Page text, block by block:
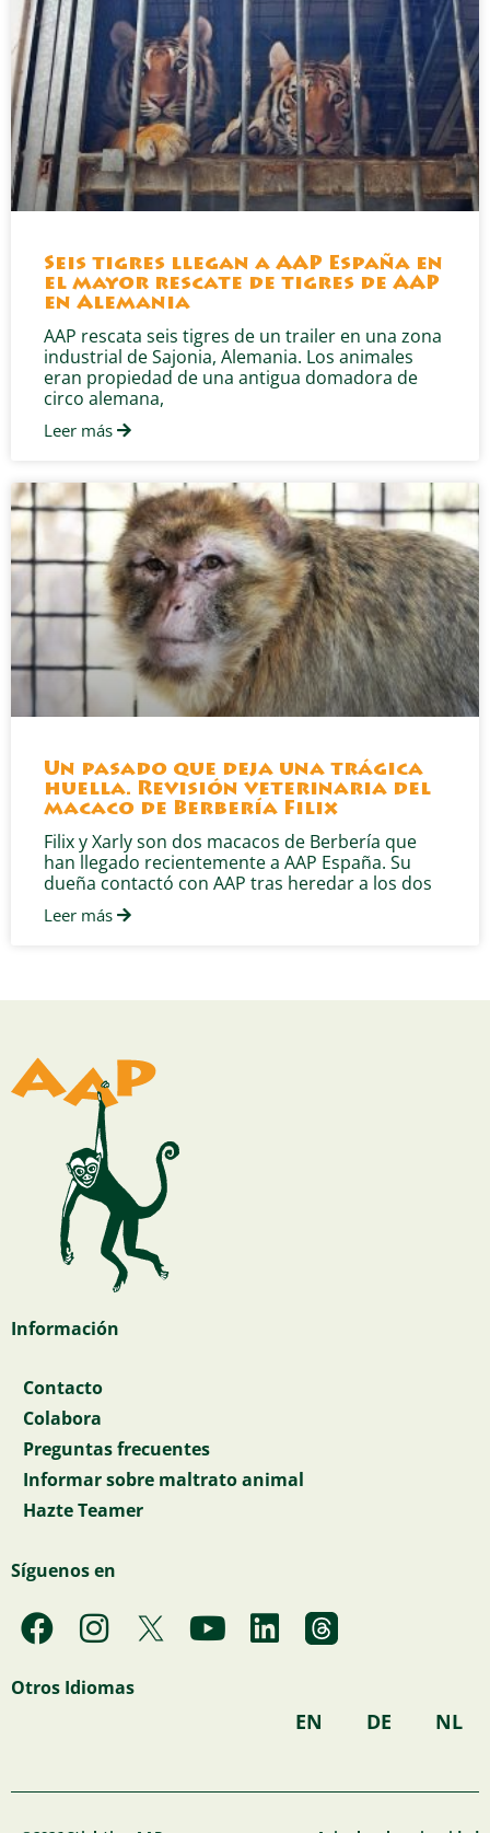
Seis tigres llegan a AAP España en
el mayor rescate de tigres de AAP
en Alemania
AAP rescata seis tigres de un trailer en una zona
industrial de Sajonia, Alemania. Los animales
eran propiedad de una antigua domadora de
circo alemana,
Leer más
Un pasado que deja una trágica
huella. Revisión veterinaria del
macaco de Berbería Filix
Filix y Xarly son dos macacos de Berbería que
han llegado recientemente a AAP España. Su
dueña contactó con AAP tras heredar a los dos
Leer más
Información
Contacto
Colabora
Preguntas frecuentes
Informar sobre maltrato animal
Hazte Teamer
Síguenos en
F
a
c
o
I
n
s
g
Y
o
b
L
i
d
Otros Idiomas
EN DE NL